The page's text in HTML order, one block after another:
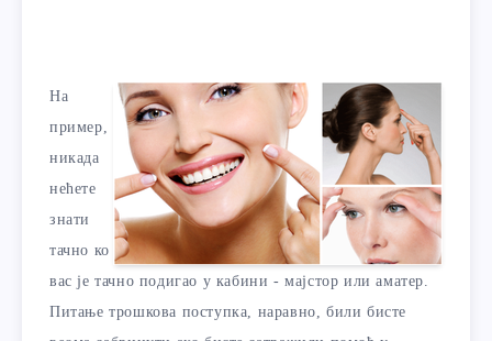
На
пример,
никада
нећете
знати
тачно ко
вас је тачно подигао у кабини - мајстор или аматер.
Питање трошкова поступка, наравно, били бисте